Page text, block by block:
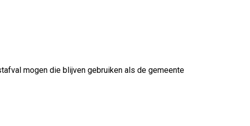
mogen die blijven gebruiken als de gemeente